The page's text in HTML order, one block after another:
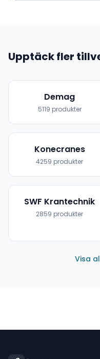
Upptäck fler
Demag
5119 produkter
Konecranes
4259 produkter
SWF Krantechnik
2859 produkter
Visa